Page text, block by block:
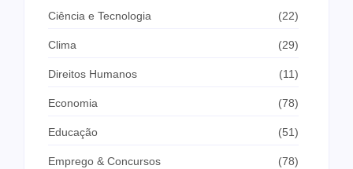
Ciência e Tecnologia (22)
Clima (29)
Direitos Humanos (11)
Economia (78)
Educação (51)
Emprego & Concursos (78)